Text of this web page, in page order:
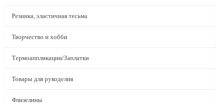
Резинка, эластичная тесьма
Творчество и хобби
Термоаппликации/Заплатки
Товары для рукоделия
Флизелины